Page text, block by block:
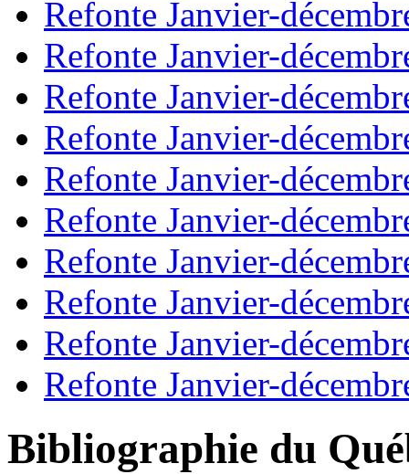
Refonte Janvier-
Refonte Janvier-
Refonte Janvier-
Refonte Janvier-
Refonte Janvier-
Refonte Janvier-
Refonte Janvier-
Refonte Janvier-
Refonte Janvier-
Refonte Janvier-
Bibliographie du